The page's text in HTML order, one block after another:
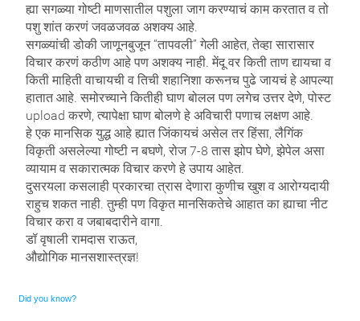
ह्या सगळ्या गोष्टी माणसातील पशुला जाग करण्याचं काम करतात व तो
पशु शांत करणं जवळजवळ अशक्य आहे.
सगळ्यांची डोकी जाणूनबुजून “तापवली” गेली आहेत, तेव्हा सारासार
विचार करणं कठीण आहे पण अशक्य नाही. मेंदू वर किती ताण द्यायचा व
किती माहिती वाचायची व तिची शहानिशा करूनच पुढे जायचं हे आपल्या
हातात आहे. समोरच्याने कितीही घाण बोलल पण लगेच उत्तर देणे, पोस्ट
upload करणे, त्यापेक्षा घाण बोलणे हे अविचारी पणाच लक्षण आहे.
हे एक मानसिक युद्ध आहे ह्यात जिंकायचं असेल तर हिंसा, लैगिंक
विकृती असलेल्या गोष्टी न बघणे, रोज 7-8 तास झोप घेणे, झेपेल असा
व्यायाम व सकारात्मक विचार करणे हे उपाय आहेत.
दुसरयला कसलाही प्रकारचा त्रास देणारा कुणीच खुश व आरोग्यदायी
राहुच शकत नाही. तुम्ही पण विकृत मानसिकतेचे आहात का ह्याचा नीट
विचार करा व जबाबदारीने वागा.
डॉ वृषाली रामदास राऊत,
औद्योगिक मानसशास्त्रज्ञ!
Did you know?